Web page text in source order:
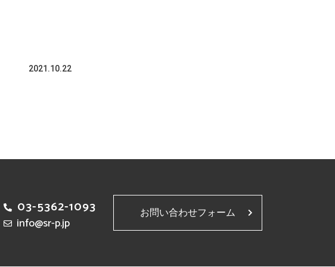
2021.10.22
03-5362-1093
info@sr-p.jp
お問い合わせフォーム